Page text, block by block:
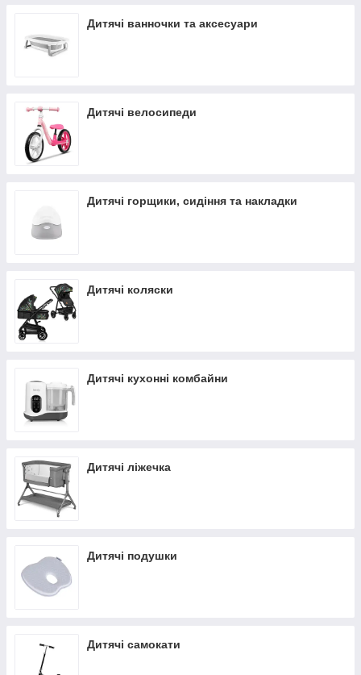
Дитячі ванночки та аксесуари
Дитячі велосипеди
Дитячі горщики, сидіння та накладки
Дитячі коляски
Дитячі кухонні комбайни
Дитячі ліжечка
Дитячі подушки
Дитячі самокати